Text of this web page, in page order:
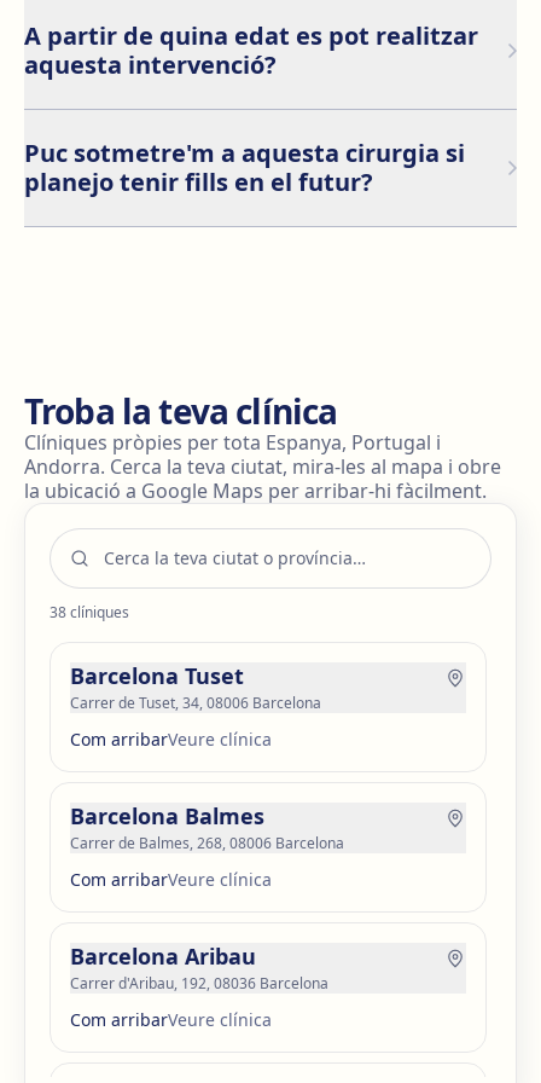
corregir quirúrgicament.
A partir de quina edat es pot realitzar
aquesta intervenció?
mamari s'ha completat.
Puc sotmetre'm a aquesta cirurgia si
planejo tenir fills en el futur?
Troba la teva clínica
Clíniques pròpies per tota Espanya, Portugal i
Andorra. Cerca la teva ciutat, mira-les al mapa i obre
la ubicació a Google Maps per arribar-hi fàcilment.
38clíniques
Barcelona Tuset
Carrer de Tuset, 34, 08006 Barcelona
Com arribarVeure clínica
Barcelona Balmes
Carrer de Balmes, 268, 08006 Barcelona
Com arribarVeure clínica
Barcelona Aribau
Carrer d'Aribau, 192, 08036 Barcelona
Com arribarVeure clínica